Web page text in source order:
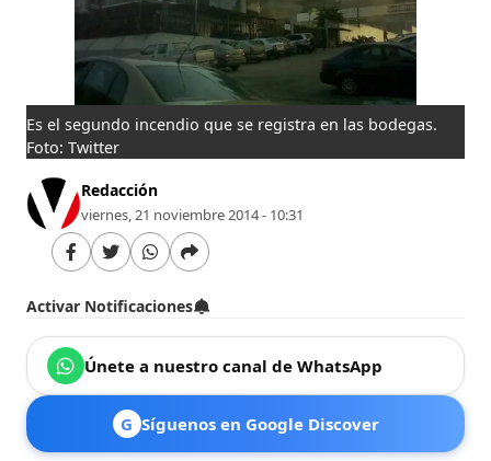
Es el segundo incendio que se registra en las bodegas.
Foto: Twitter
Redacción
viernes, 21 noviembre 2014 - 10:31
Activar Notificaciones
Únete a nuestro canal de WhatsApp
G Síguenos en Google Discover